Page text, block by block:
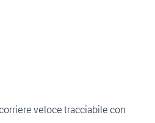
veloce tracciabile con